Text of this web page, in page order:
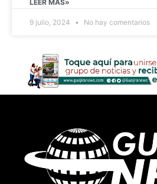
LEER MÁS»
9 julio, 2024 No hay comentarios